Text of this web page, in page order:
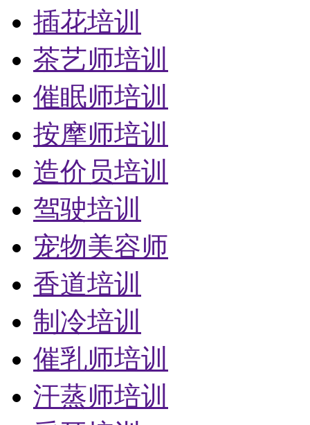
插花培训
茶艺师培训
催眠师培训
按摩师培训
造价员培训
驾驶培训
宠物美容师
香道培训
制冷培训
催乳师培训
汗蒸师培训